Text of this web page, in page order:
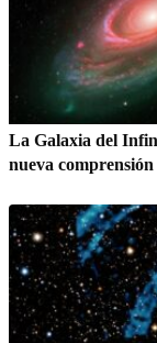
La Galaxia del
nueva